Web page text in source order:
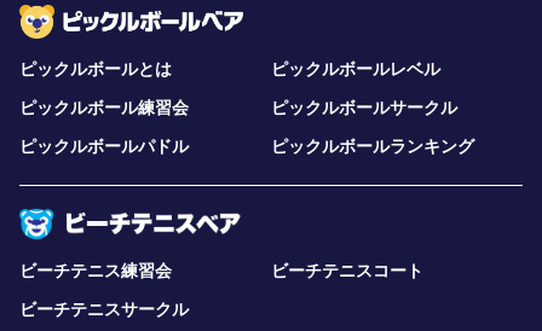
ピックルボールとは
ピックルボールレベル
ピックルボール練習会
ピックルボールサークル
ピックルボールパドル
ピックルボールランキング
ビーチテニス練習会
ビーチテニスコート
ビーチテニスサークル